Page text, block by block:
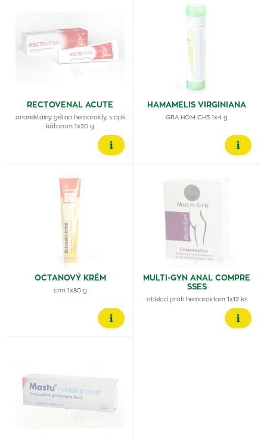
RECTOVENAL ACUTE
anorektálny gél na hemoroidy, s apli
kátorom 1x20 g
HAMAMELIS VIRGINIANA
GRA HOM CH5 1x4 g
OCTANOVÝ KRÉM
crm 1x80 g
MULTI-GYN ANAL COMPRE
SSES
obklad proti hemoroidom 1x12 ks